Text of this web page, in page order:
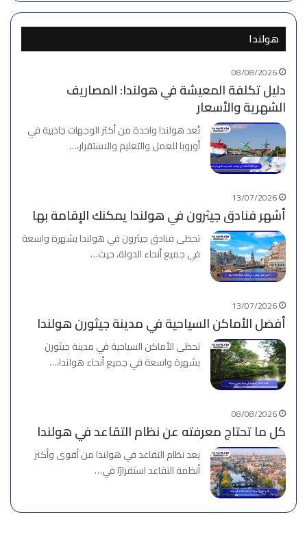
هولندا
08/08/2026
دليل تكلفة المعيشة في هولندا: المصاريف
الشهرية والأسعار
تُعد هولندا واحدة من أكثر الوجهات جاذبية في
أوروبا للعمل والتعليم والاستقرار،…
13/07/2026
أشهر فنادق جيثرون في هولندا يمكنك الإقامة بها
تحظى فنادق جيثرون في هولندا بشهرة واسعة
في جميع أنحاء الدولة، حيث…
13/07/2026
أفضل الأماكن السياحية في مدينة جيثورن هولندا
تحظى الأماكن السياحية في مدينة جيثورن
بشهرة واسعة في جميع أنحاء هولندا،…
08/08/2026
كل ما تحتاج معرفته عن نظام التقاعد في هولندا
يعد نظام التقاعد في هولندا من أقوى وأكثر
أنظمة التقاعد استقرارًا في…